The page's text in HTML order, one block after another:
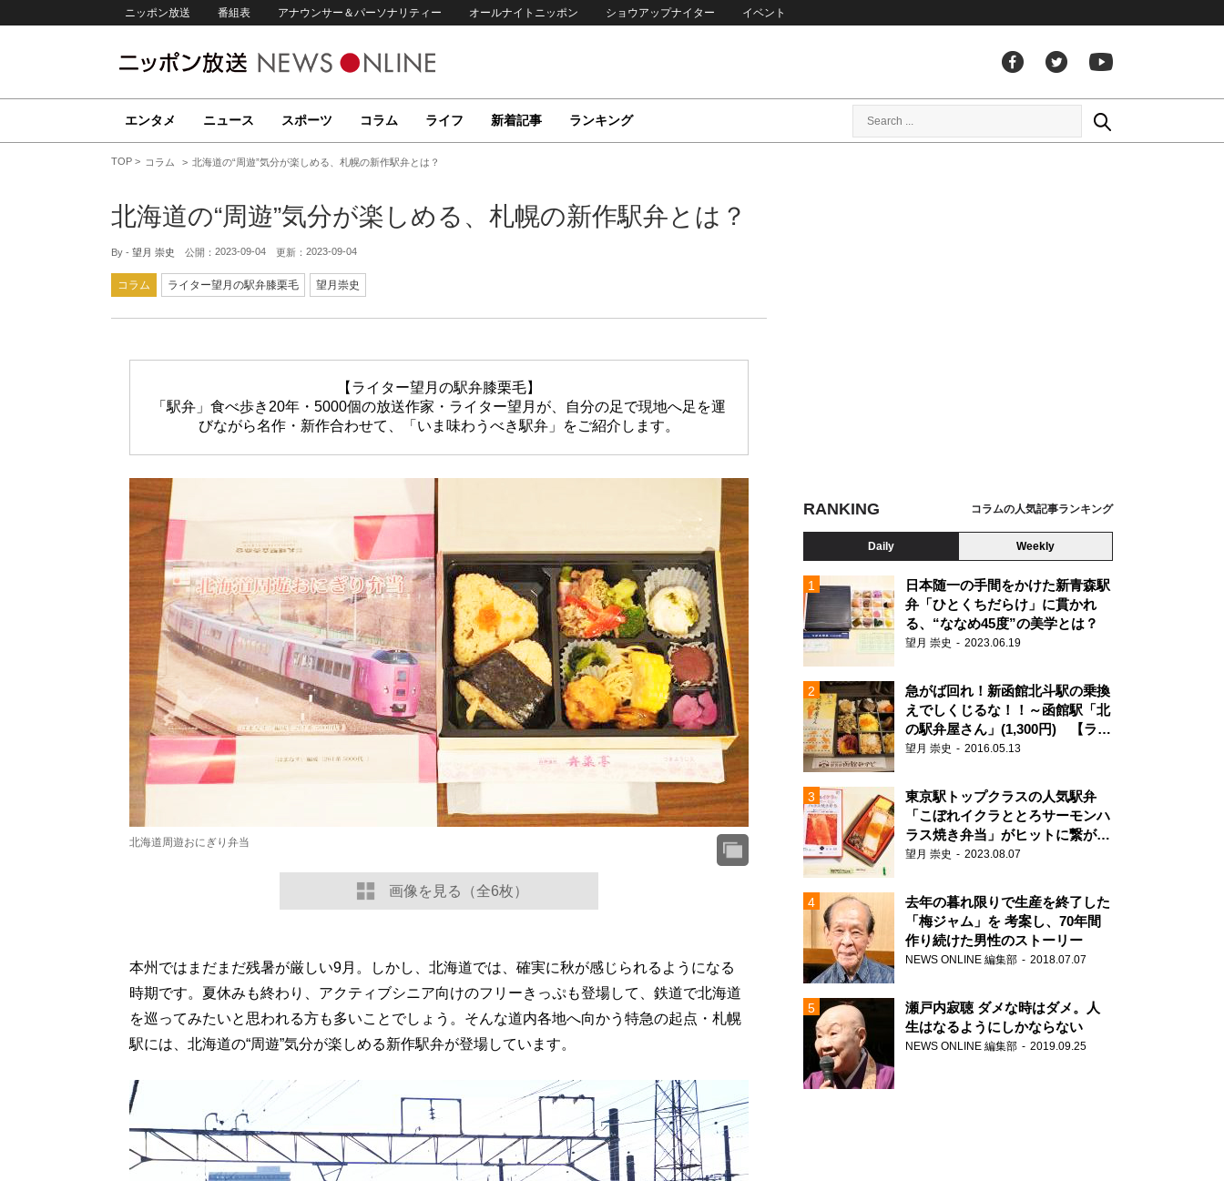
ニッポン放送 番組表 アナウンサー＆パーソナリティー オールナイトニッポン ショウアップナイター イベント
エンタメ ニュース スポーツ コラム ライフ 新着記事 ランキング
TOP コラム 北海道の“周遊”気分が楽しめる、札幌の新作駅弁とは？
北海道の“周遊”気分が楽しめる、札幌の新作駅弁とは？
By - 望月 崇史 公開： 2023-09-04 更新： 2023-09-04
コラム ライター望月の駅弁膝栗毛 望月崇史
【ライター望月の駅弁膝栗毛】
「駅弁」食べ歩き20年・5000個の放送作家・ライター望月が、自分の足で現地へ足を運
びながら名作・新作合わせて、「いま味わうべき駅弁」をご紹介します。
画像を見る（全6枚）
北海道周遊おにぎり弁当
本州ではまだまだ残暑が厳しい9月。しかし、北海道では、確実に秋が感じられるようになる
時期です。夏休みも終わり、アクティブシニア向けのフリーきっぷも登場して、鉄道で北海道
を巡ってみたいと思われる方も多いことでしょう。そんな道内各地へ向かう特急の起点・札幌
駅には、北海道の“周遊”気分が楽しめる新作駅弁が登場しています。
RANKING コラムの人気記事ランキング
Daily Weekly
日本随一の手間をかけた新青森駅
弁「ひとくちだらけ」に貫かれ
る、“ななめ45度”の美学とは？
望月 崇史 2023.06.19
急がば回れ！新函館北斗駅の乗換
えでしくじるな！！～函館駅「北
の駅弁屋さん」(1,300円) 【ライ
ター望月の駅弁膝栗毛】
望月 崇史 2016.05.13
東京駅トップクラスの人気駅弁
「こぼれイクラととろサーモンハ
ラス焼き弁当」がヒットに繋がっ
た理由
望月 崇史 2023.08.07
去年の暮れ限りで生産を終了した
「梅ジャム」を 考案し、70年間
作り続けた男性のストーリー
NEWS ONLINE 編集部 2018.07.07
瀬戸内寂聴 ダメな時はダメ。人
生はなるようにしかならない
NEWS ONLINE 編集部 2019.09.25